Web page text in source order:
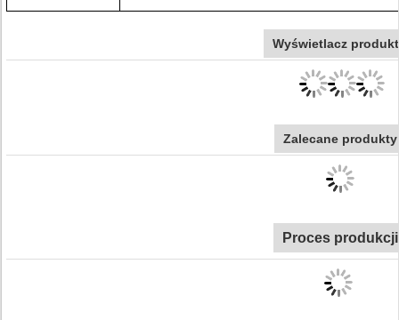
Wyświetlacz
Zalecane produkty
Proces produkcji